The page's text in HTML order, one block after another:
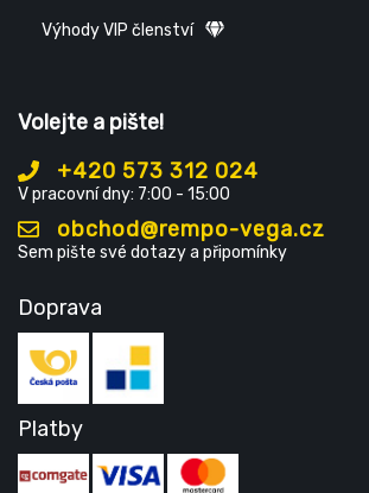
Výhody VIP členství
Volejte a pište!
+420 573 312 024
V pracovní dny: 7:00 - 15:00
obchod@rempo-vega.cz
Sem pište své dotazy a připomínky
Doprava
Platby